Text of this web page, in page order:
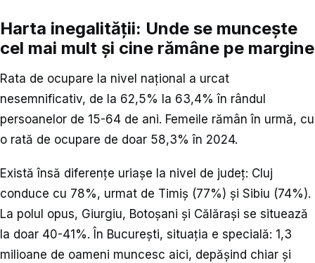
Harta inegalității: Unde se muncește
cel mai mult și cine rămâne pe margine
Rata de ocupare la nivel național a urcat
nesemnificativ, de la 62,5% la 63,4% în rândul
persoanelor de 15-64 de ani. Femeile rămân în urmă, cu
o rată de ocupare de doar 58,3% în 2024.
Există însă diferențe uriașe la nivel de județ: Cluj
conduce cu 78%, urmat de Timiș (77%) și Sibiu (74%).
La polul opus, Giurgiu, Botoșani și Călărași se situează
la doar 40-41%. În București, situația e specială: 1,3
milioane de oameni muncesc aici, depășind chiar și